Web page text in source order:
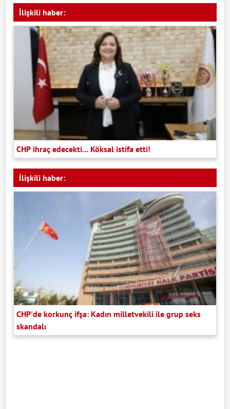
İlişkili haber:
CHP ihraç edecekti... Köksal istifa etti!
İlişkili haber:
CHP'de korkunç ifşa: Kadın milletvekili ile grup seks
skandalı